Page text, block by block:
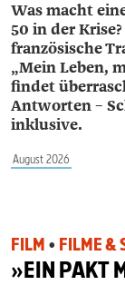
Was macht
50 in der Krise?
französische
„Mein Leben,
findet
Antworten –
inklusive.
August 2026
FILM • FILME &
»EIN PAKT